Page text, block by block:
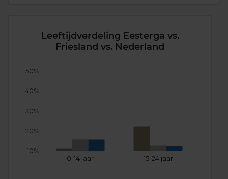
Leeftijdverdeling Eesterga vs.
Friesland vs. Nederland
0-14 jaar 15-24 jaar
10%
20%
30%
40%
50%